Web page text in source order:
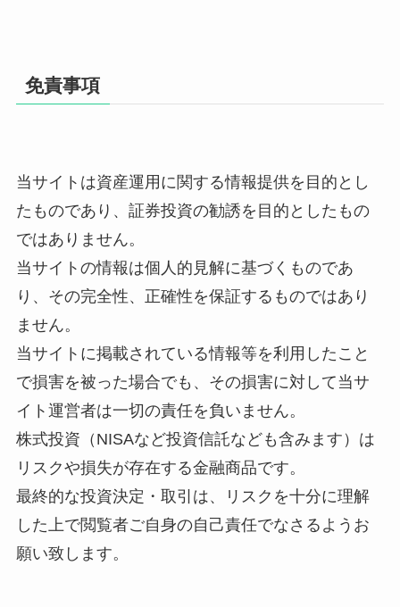
免責事項
当サイトは資産運用に関する情報提供を目的とし
たものであり、証券投資の勧誘を目的としたもの
ではありません。
当サイトの情報は個人的見解に基づくものであ
り、その完全性、正確性を保証するものではあり
ません。
当サイトに掲載されている情報等を利用したこと
で損害を被った場合でも、その損害に対して当サ
イト運営者は一切の責任を負いません。
株式投資（NISAなど投資信託なども含みます）は
リスクや損失が存在する金融商品です。
最終的な投資決定・取引は、リスクを十分に理解
した上で閲覧者ご自身の自己責任でなさるようお
願い致します。